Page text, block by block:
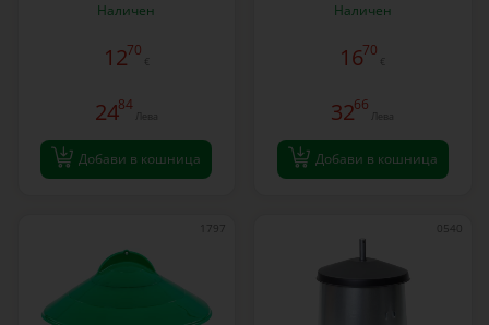
Наличен
1270
€
2484
Лева
Добави в кошница
Наличен
1670
€
3266
Лева
Добави в кошница
1797 0540